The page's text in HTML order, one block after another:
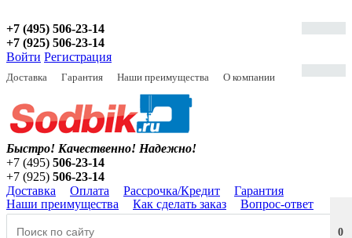
+7 (495) 506-23-14
+7 (925) 506-23-14
Войти Регистрация
Доставка Гарантия Наши преимущества О компании
0
Быстро! Качественно! Надежно!
+7 (495) 506-23-14
+7 (925) 506-23-14
Доставка
Оплата Рассрочка/Кредит
Гарантия
Наши преимущества
Как сделать заказ Вопрос-ответ